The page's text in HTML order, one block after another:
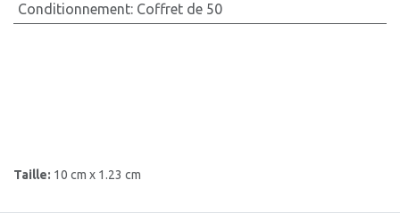
Conditionnement: Coffret de 50
Taille: 10 cm x 1.23 cm